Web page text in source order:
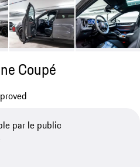
Coupé
par le public